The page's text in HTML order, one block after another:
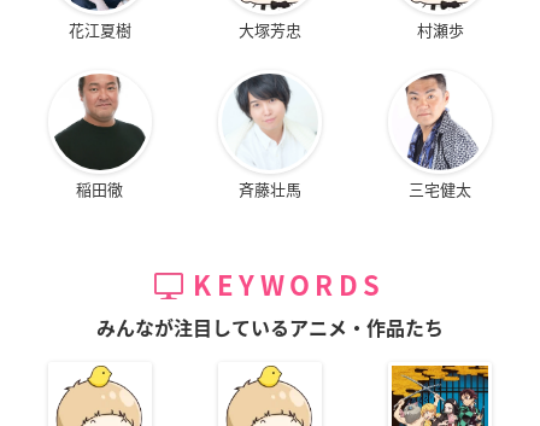
花江夏樹 大塚芳忠 村瀬歩
稲田徹 斉藤壮馬 三宅健太
KEYWORDS
みんなが注目しているアニメ・作品たち